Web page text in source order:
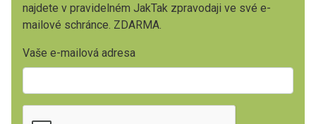
najdete v pravidelném JakTak zpravodaji ve své e-
mailové schránce. ZDARMA.
Vaše e-mailová adresa